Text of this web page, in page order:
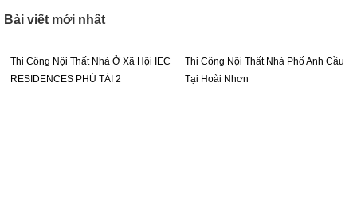
Bài viết mới nhất
Thi Công Nội Thất Nhà Ở Xã Hội IEC
RESIDENCES PHÚ TÀI 2
Thi Công Nội Thất Nhà Phố Anh Cầu
Tại Hoài Nhơn